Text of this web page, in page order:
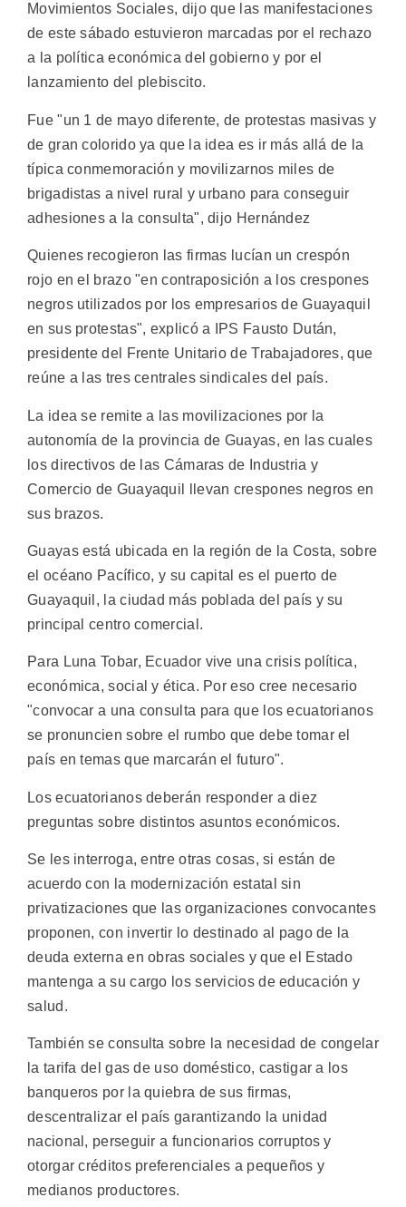
Movimientos Sociales, dijo que las manifestaciones
de este sábado estuvieron marcadas por el rechazo
a la política económica del gobierno y por el
lanzamiento del plebiscito.
Fue "un 1 de mayo diferente, de protestas masivas y
de gran colorido ya que la idea es ir más allá de la
típica conmemoración y movilizarnos miles de
brigadistas a nivel rural y urbano para conseguir
adhesiones a la consulta", dijo Hernández
Quienes recogieron las firmas lucían un crespón
rojo en el brazo "en contraposición a los crespones
negros utilizados por los empresarios de Guayaquil
en sus protestas", explicó a IPS Fausto Dután,
presidente del Frente Unitario de Trabajadores, que
reúne a las tres centrales sindicales del país.
La idea se remite a las movilizaciones por la
autonomía de la provincia de Guayas, en las cuales
los directivos de las Cámaras de Industria y
Comercio de Guayaquil llevan crespones negros en
sus brazos.
Guayas está ubicada en la región de la Costa, sobre
el océano Pacífico, y su capital es el puerto de
Guayaquil, la ciudad más poblada del país y su
principal centro comercial.
Para Luna Tobar, Ecuador vive una crisis política,
económica, social y ética. Por eso cree necesario
"convocar a una consulta para que los ecuatorianos
se pronuncien sobre el rumbo que debe tomar el
país en temas que marcarán el futuro".
Los ecuatorianos deberán responder a diez
preguntas sobre distintos asuntos económicos.
Se les interroga, entre otras cosas, si están de
acuerdo con la modernización estatal sin
privatizaciones que las organizaciones convocantes
proponen, con invertir lo destinado al pago de la
deuda externa en obras sociales y que el Estado
mantenga a su cargo los servicios de educación y
salud.
También se consulta sobre la necesidad de congelar
la tarifa del gas de uso doméstico, castigar a los
banqueros por la quiebra de sus firmas,
descentralizar el país garantizando la unidad
nacional, perseguir a funcionarios corruptos y
otorgar créditos preferenciales a pequeños y
medianos productores.